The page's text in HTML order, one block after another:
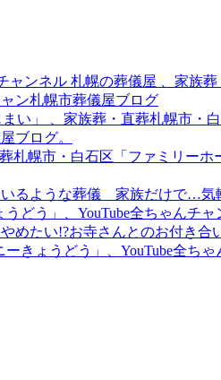
ンネル 札幌の葬儀屋 、家族
ン札幌市葬儀屋ブログ
」 、家族葬・直葬札幌市・
ブログ。
幌市・白石区「ファミリー
るような葬儀 家族だけで…
どう」、YouTube全ちゃんチ
めたい!?お寺さんとのお付き
きょうどう」、YouTube全ち